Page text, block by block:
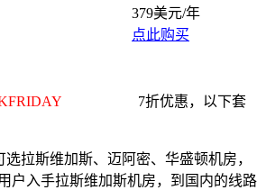
379美元/年
点此购买
7折优惠，以下套
选拉斯维加斯、迈阿密、华盛顿机房，
户入手拉斯维加斯机房，到国内的线路